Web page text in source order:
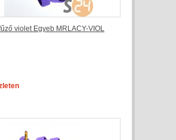
violet Egyeb MRLACY-VIOL